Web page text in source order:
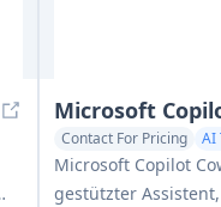
Microsoft
Contact For Pricing
AI
AI Team Collaboration
Microsoft Copilot
gestützter